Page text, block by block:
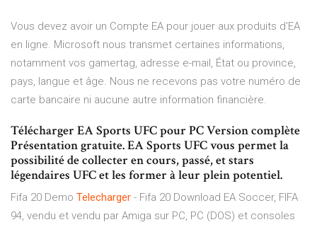
Vous devez avoir un Compte EA pour jouer aux produits d'EA
en ligne. Microsoft nous transmet certaines informations,
notamment vos gamertag, adresse e-mail, État ou province,
pays, langue et âge. Nous ne recevons pas votre numéro de
carte bancaire ni aucune autre information financière.
Télécharger EA Sports UFC pour PC Version complète
Présentation gratuite. EA Sports UFC vous permet la
possibilité de collecter en cours, passé, et stars
légendaires UFC et les former à leur plein potentiel.
Fifa 20 Demo Telecharger - Fifa 20 Download EA Soccer, FIFA
94, vendu et vendu par Amiga sur PC, PC (DOS) et consoles